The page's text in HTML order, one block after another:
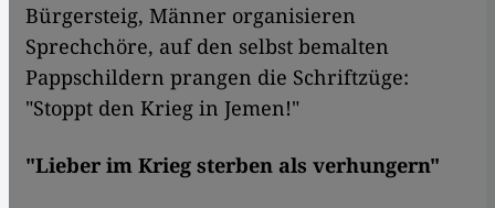
Bürgersteig, Männer organisieren
Sprechchöre, auf den selbst bemalten
Pappschildern prangen die Schriftzüge:
"Stoppt den Krieg in Jemen!"
"Lieber im Krieg sterben als verhungern"